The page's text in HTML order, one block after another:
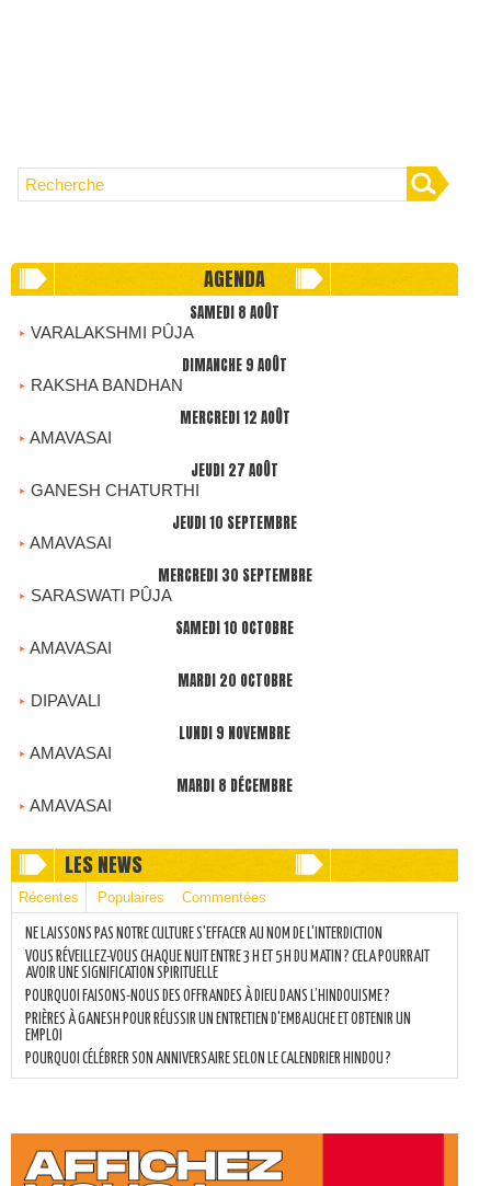
AGENDA
SAMEDI 8 AOÛT
VARALAKSHMI PÛJA
DIMANCHE 9 AOÛT
RAKSHA BANDHAN
MERCREDI 12 AOÛT
AMAVASAI
JEUDI 27 AOÛT
GANESH CHATURTHI
JEUDI 10 SEPTEMBRE
AMAVASAI
MERCREDI 30 SEPTEMBRE
SARASWATI PÛJA
SAMEDI 10 OCTOBRE
AMAVASAI
MARDI 20 OCTOBRE
DIPAVALI
LUNDI 9 NOVEMBRE
AMAVASAI
MARDI 8 DÉCEMBRE
AMAVASAI
LES NEWS
Récentes Populaires Commentées
NE LAISSONS PAS NOTRE CULTURE S'EFFACER AU NOM DE L'INTERDICTION
VOUS RÉVEILLEZ-VOUS CHAQUE NUIT ENTRE 3 H ET 5 H DU MATIN ? CELA POURRAIT
AVOIR UNE SIGNIFICATION SPIRITUELLE
POURQUOI FAISONS-NOUS DES OFFRANDES À DIEU DANS L’HINDOUISME ?
PRIÈRES À GANESH POUR RÉUSSIR UN ENTRETIEN D'EMBAUCHE ET OBTENIR UN
EMPLOI
POURQUOI CÉLÉBRER SON ANNIVERSAIRE SELON LE CALENDRIER HINDOU ?